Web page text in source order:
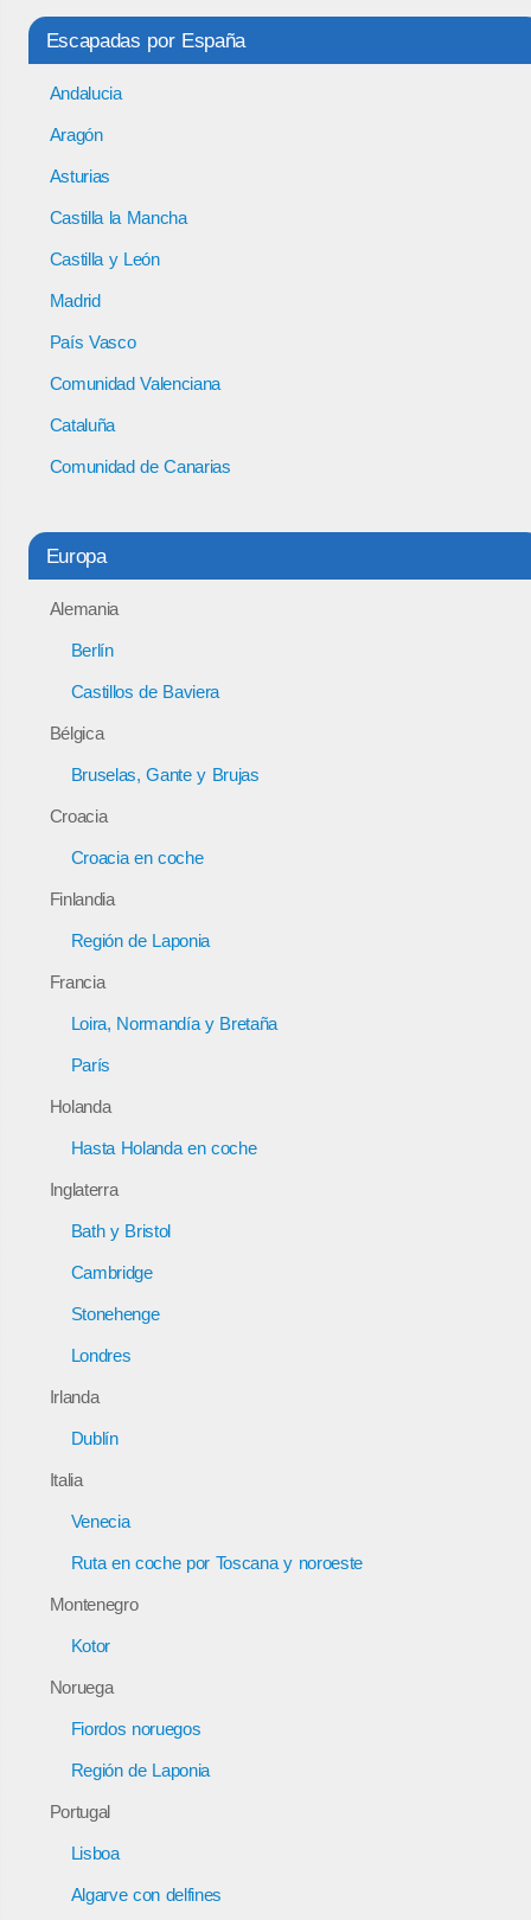
Escapadas por España
Andalucia
Aragón
Asturias
Castilla la Mancha
Castilla y León
Madrid
País Vasco
Comunidad Valenciana
Cataluña
Comunidad de Canarias
Europa
Alemania
Berlín
Castillos de Baviera
Bélgica
Bruselas, Gante y Brujas
Croacia
Croacia en coche
Finlandia
Región de Laponia
Francia
Loira, Normandía y Bretaña
París
Holanda
Hasta Holanda en coche
Inglaterra
Bath y Bristol
Cambridge
Stonehenge
Londres
Irlanda
Dublín
Italia
Venecia
Ruta en coche por Toscana y noroeste
Montenegro
Kotor
Noruega
Fiordos noruegos
Región de Laponia
Portugal
Lisboa
Algarve con delfines